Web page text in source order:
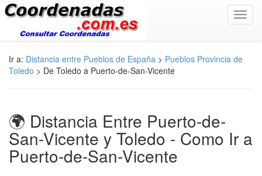
Ir a: Distancia entre Pueblos de España > Pueblos Provincia de
Toledo > De Toledo a Puerto-de-San-Vicente
🌍 Distancia Entre Puerto-de-
San-Vicente y Toledo - Como Ir a
Puerto-de-San-Vicente